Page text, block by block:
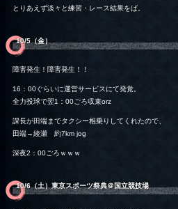
とりあえず淡々と練習・レース結果をば。
10/5（金）
障害発生！障害発生！！
16：00ぐらいに運営サービスにて発覚。
全力投球で翌1：00ごろ収束orz
課長が田端までタクシー相乗りしてくれたので、
田端→綾瀬 約7km jog
深夜2：00ごろｗｗｗ
10/6（土）東京スポーツ祭典＠国立競技場